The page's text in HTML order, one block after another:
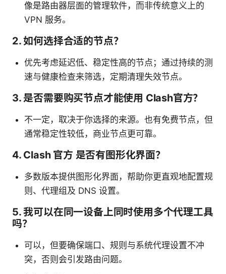
像是路由器层面的管理软件，而非传统意义上的
VPN 服务。
2. 如何选择合适的节点？
优先考虑延迟低、稳定性高的节点；通过持续的测
速与健康检查来筛选，定期清理失效节点。
3. 是否需要购买节点才能使用 Clash官方？
不一定，取决于你选择的来源。也有免费节点，但
通常稳定性较低，商业节点更可靠。
4. Clash 官方 是否有图形化界面？
多数版本提供图形化界面，帮助你更直观地配置规
则、代理组及 DNS 设置。
5. 我可以在同一设备上同时使用多个代理工具
吗？
可以，但要确保端口、规则与系统代理设置不冲
突，否则会引发路由问题。